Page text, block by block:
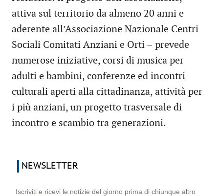
attiva sul territorio da almeno 20 anni e
aderente all’Associazione Nazionale Centri
Sociali Comitati Anziani e Orti – prevede
numerose iniziative, corsi di musica per
adulti e bambini, conferenze ed incontri
culturali aperti alla cittadinanza, attività per
i più anziani, un progetto trasversale di
incontro e scambio tra generazioni.
NEWSLETTER
Iscriviti e ricevi le notizie del giorno prima di chiunque altro